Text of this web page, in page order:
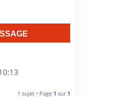
1 sujet • Page 1 sur 1